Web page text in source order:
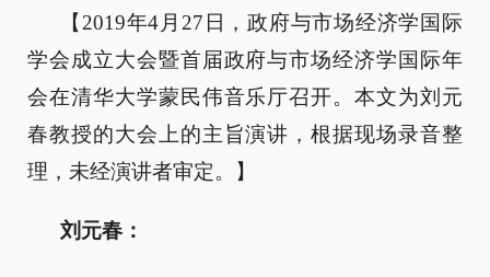
【2019年4月27日，政府与市场经济学国际
学会成立大会暨首届政府与市场经济学国际年
会在清华大学蒙民伟音乐厅召开。本文为刘元
春教授的大会上的主旨演讲，根据现场录音整
理，未经演讲者审定。】
刘元春：